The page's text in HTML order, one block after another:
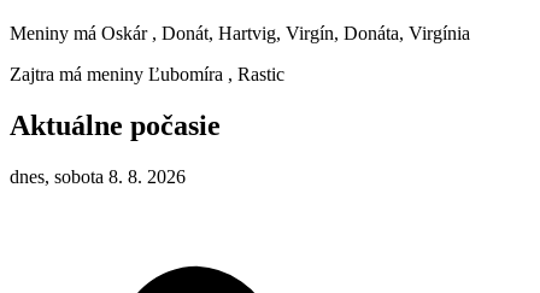
Meniny má Oskár , Donát, Hartvig, Virgín, Donáta, Virgínia
Zajtra má meniny Ľubomíra , Rastic
Aktuálne počasie
dnes, sobota 8. 8. 2026